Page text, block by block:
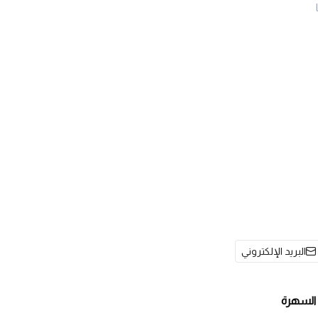
البريد الإلكتروني
السهرة